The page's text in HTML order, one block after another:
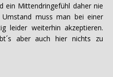
ein Mittendringefühl daher nie
muss man bei einer
leider weiterhin akzeptieren.
aber auch hier nichts zu